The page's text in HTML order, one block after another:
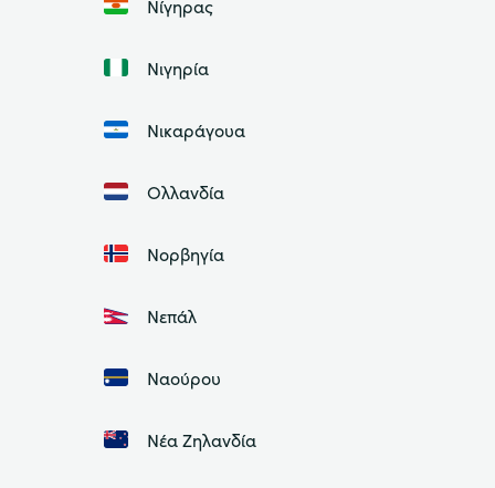
Νίγηρας
Νιγηρία
Νικαράγουα
Ολλανδία
Νορβηγία
Νεπάλ
Ναούρου
Νέα Ζηλανδία